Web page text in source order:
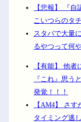
【悲報】 『
こいつらのタ
スタバで大量
るやつって何
【有能】 他
『これ』思う
発覚！！！
【AM4】 さ
タイミング逃